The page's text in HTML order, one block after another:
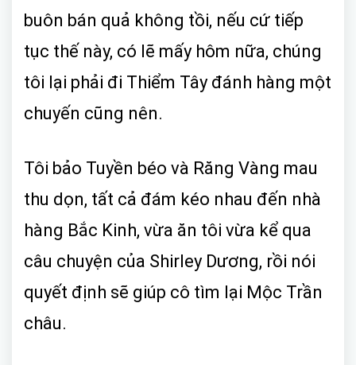
buôn bán quả không tồi, nếu cứ tiếp
tục thế này, có lẽ mấy hôm nữa, chúng
tôi lại phải đi Thiểm Tây đánh hàng một
chuyến cũng nên.
Tôi bảo Tuyền béo và Răng Vàng mau
thu dọn, tất cả đám kéo nhau đến nhà
hàng Bắc Kinh, vừa ăn tôi vừa kể qua
câu chuyện của Shirley Dương, rồi nói
quyết định sẽ giúp cô tìm lại Mộc Trần
châu.